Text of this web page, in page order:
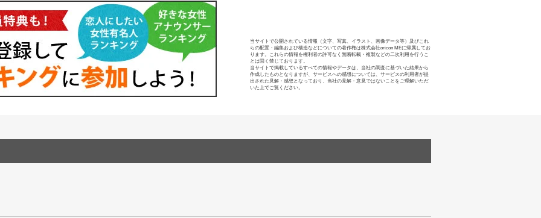
当サイトで公開されている情報（文字、写真、イラスト、画像データ等）及びこれ
らの配置・編集および構造などについての著作権は株式会社oricon MEに帰属してお
ります。これらの情報を権利者の許可なく無断転載・複製などの二次利用を行うこ
とは固く禁じております。
当サイトで掲載しているすべての情報やデータは、当社の調査に基づいた結果から
作成したものとなりますが、サービスへの感想については、サービスの利用者が提
出された見解・感想となっており、当社の見解・意見ではないことをご理解いただ
いた上でご覧ください。